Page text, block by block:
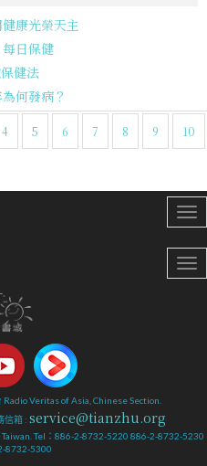
康光榮天主
日保健
健法
何發病？
4 5 6 7 8 9 10
Veritas of Asia, Chinese Section.
信箱 : service@tianzhu.org
Taiwan. Tel：886-2-8732-5220 886-2-8732-5230
8732-5300